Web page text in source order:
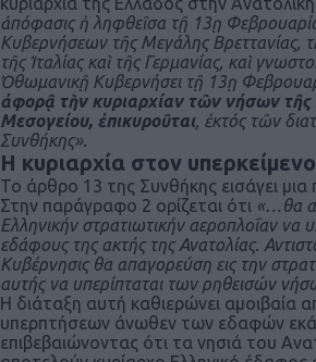
ἀπόφασις ἡ ληφθεῖσα τῇ 13ῃ
Κυβερνήσεων τῆς Μεγάλης Βρεττανίας,
τῆς Ἰταλίας καὶ τῆς Γερμανίας, καὶ
Ὀθωμανικῇ Κυβερνήσει τῇ 13ῃ
ἀφορᾷ τὴν κυριαρχίαν τῶν νήσων τῆς
Μεσογείου, ἐπικυροῦται, ἐκτός τῶν
Συνθήκης».
Η κυριαρχία στον
Το άρθρο 13 της Συνθήκης εισάγει
Στην παράγραφο 2 ορίζεται ότι «…θα
Ελληνικήν στρατιωτικήν αεροπλοΐαν να
εδάφους της ακτής της Ανατολίας.
Κυβέρνησις θα απαγορεύση εις την
αυτής να υπερίπταται των ρηθεισών
Η διάταξη αυτή καθιερώνει αμοιβαία
υπερπτήσεων άνωθεν των εδαφών
επιβεβαιώνοντας ότι τα νησιά του